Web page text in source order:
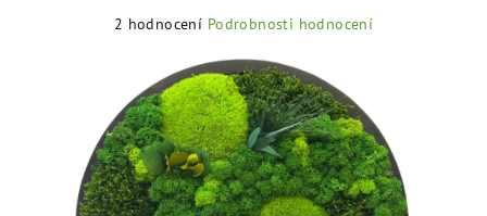
Průměrné
produktu
5,0
z
5
hvězdiček.
2 hodnocení Podrobnosti hodnocení